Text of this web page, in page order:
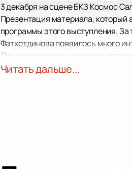
3 декабря на сцене БКЗ Космос
Презентация материала, который
программы этого выступления.
Фатхетдинова появилось много
Помимо напряженного
друзьям, вести образ жизни
Читать дальше...